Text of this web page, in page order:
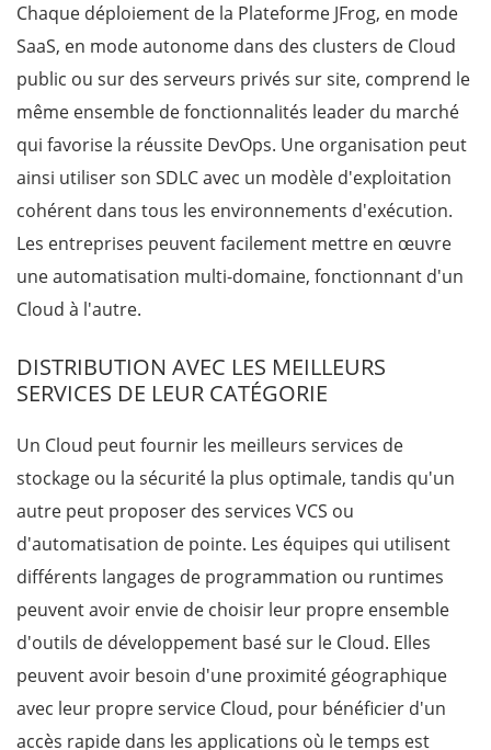
Chaque déploiement de la Plateforme JFrog, en mode
SaaS, en mode autonome dans des clusters de Cloud
public ou sur des serveurs privés sur site, comprend le
même ensemble de fonctionnalités leader du marché
qui favorise la réussite DevOps. Une organisation peut
ainsi utiliser son SDLC avec un modèle d'exploitation
cohérent dans tous les environnements d'exécution.
Les entreprises peuvent facilement mettre en œuvre
une automatisation multi-domaine, fonctionnant d'un
Cloud à l'autre.
DISTRIBUTION AVEC LES MEILLEURS
SERVICES DE LEUR CATÉGORIE
Un Cloud peut fournir les meilleurs services de
stockage ou la sécurité la plus optimale, tandis qu'un
autre peut proposer des services VCS ou
d'automatisation de pointe. Les équipes qui utilisent
différents langages de programmation ou runtimes
peuvent avoir envie de choisir leur propre ensemble
d'outils de développement basé sur le Cloud. Elles
peuvent avoir besoin d'une proximité géographique
avec leur propre service Cloud, pour bénéficier d'un
accès rapide dans les applications où le temps est